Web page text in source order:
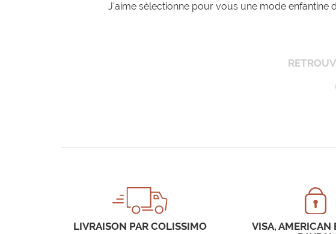
J'aime sélectionne pour vous une mode
LIVRAISON PAR COLISSIMO
VISA, AMERICAN